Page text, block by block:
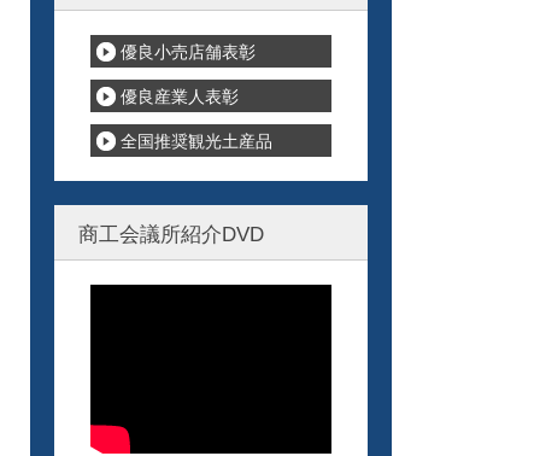
優良小売店舗表彰
優良産業人表彰
全国推奨観光土産品
商工会議所紹介DVD